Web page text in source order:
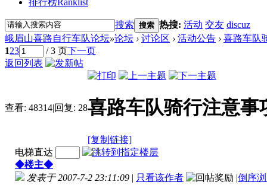
搜索 搜索 热搜: 活动 交友 discuz
峨眉山喜路自行车队论坛»论坛 › 讨论区 › 活动公告 › 喜路车队
123 / 3 页下一页
返回列表
查看: 48314|回复: 28喜路车队骑行注意事
[复制链接]
电梯直达
◆楼主◆
发表于 2007-7-2 23:11:09 | 只看该作者 |倒序